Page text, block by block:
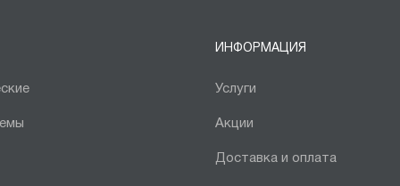
ИНФОРМАЦИЯ
Услуги
Акции
Доставка и оплата